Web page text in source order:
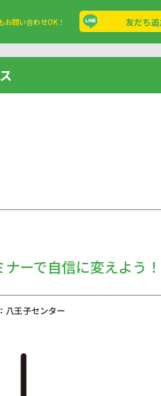
お問い合わせOK！ 友だち
ーで自信に変えよう！
八王子センター